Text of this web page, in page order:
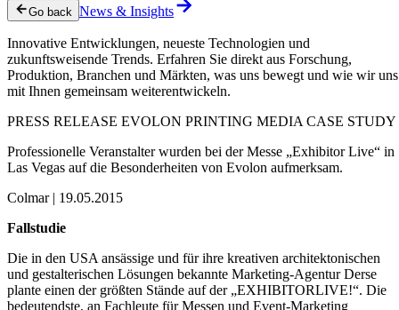
Go back News & Insights
Innovative Entwicklungen, neueste Technologien und
zukunftsweisende Trends. Erfahren Sie direkt aus Forschung,
Produktion, Branchen und Märkten, was uns bewegt und wie wir uns
mit Ihnen gemeinsam weiterentwickeln.
PRESS RELEASE EVOLON PRINTING MEDIA CASE STUDY
Professionelle Veranstalter wurden bei der Messe „Exhibitor Live“ in
Las Vegas auf die Besonderheiten von Evolon aufmerksam.
Colmar | 19.05.2015
Fallstudie
Die in den USA ansässige und für ihre kreativen architektonischen
und gestalterischen Lösungen bekannte Marketing-Agentur Derse
plante einen der größten Stände auf der „EXHIBITORLIVE!“. Die
bedeutendste, an Fachleute für Messen und Event-Marketing